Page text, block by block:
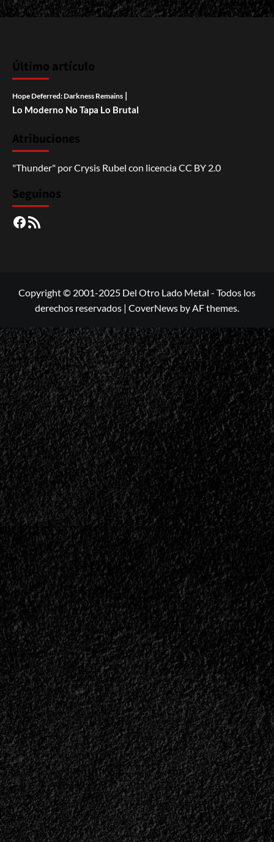
Último artículo
Hope Deferred: Darkness Remains |
Lo Moderno No Tapa Lo Brutal
Atribuciones
"Thunder" porCrysis Rubel con licenciaCC BY 2.0
Seguinos
Facebook
RSS
Copyright © 2001-2025 Del Otro Lado Metal - Todos los
derechos reservados | CoverNews by AF themes.